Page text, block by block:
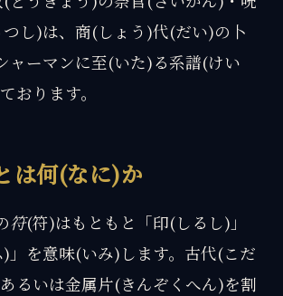
し)は、商(しょう)代(だい)の卜
ャーマンに至(いた)る系譜(けい
おります。
は何(なに)か
符(符)はもともと「印(しるし)」
)」を意味(いみ)します。古代(こだ
るいは金属片(きんぞくへん)を割